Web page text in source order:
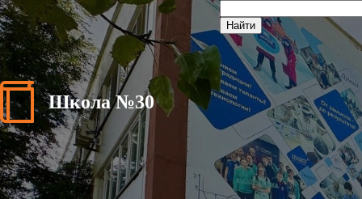
Школа №30